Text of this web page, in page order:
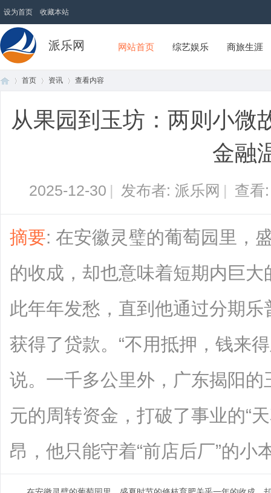
设为首页 收藏本站
派乐网 网站首页 综艺娱乐 商旅生涯
首页 资讯 查看内容
从果园到玉坊：两则小微
金融
2025-12-30 | 发布者: 派乐网 | 查
摘要: 在安徽灵璧的葡萄园里，
的收成，却也意味着短期内巨
此年年发愁，直到他通过分期
获得了贷款。“不用抵押，钱来
说。一千多公里外，广东揭阳
元的周转资金，打破了事业的“
昂，他只能守着“前店后厂”的小